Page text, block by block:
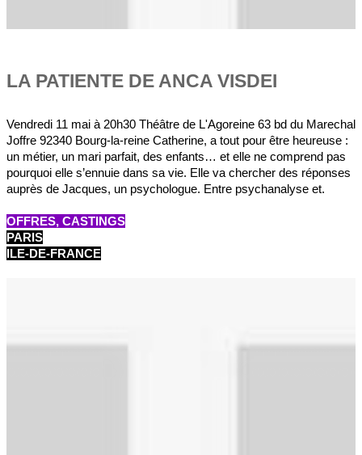
LA PATIENTE DE ANCA VISDEI
Vendredi 11 mai à 20h30 Théâtre de L'Agoreine 63 bd du Marechal
Joffre 92340 Bourg-la-reine Catherine, a tout pour être heureuse :
un métier, un mari parfait, des enfants… et elle ne comprend pas
pourquoi elle s’ennuie dans sa vie. Elle va chercher des réponses
auprès de Jacques, un psychologue. Entre psychanalyse et.
OFFRES, CASTINGS
PARIS
ILE-DE-FRANCE